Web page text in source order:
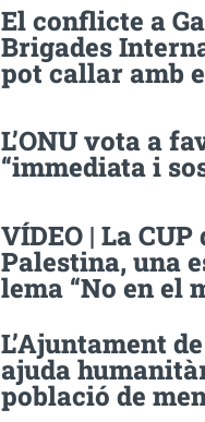
El conflicte a
Brigades
pot callar amb
L’ONU vota a
“immediata i
VÍDEO | La
Palestina, una
lema “No en el
L’Ajuntament
ajuda
població de